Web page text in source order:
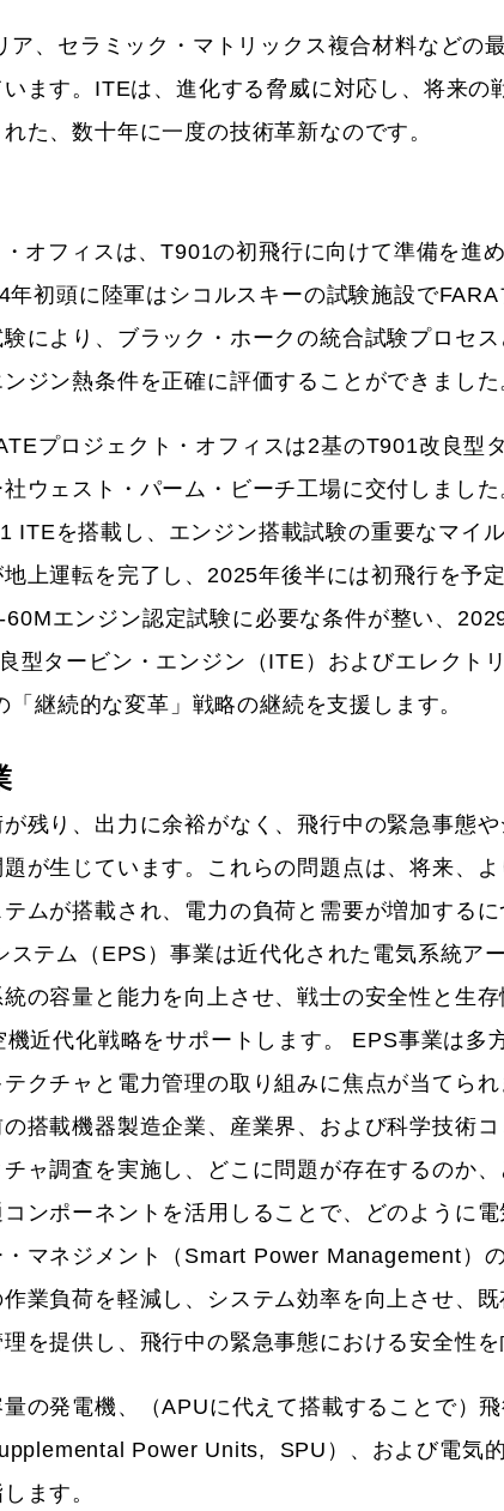
、セラミック・マトリックス複合材料などの
ます。ITEは、進化する脅威に対応し、将来の
た、数十年に一度の技術革新なのです。
オフィスは、T901の初飛行に向けて準備を進
初頭に陸軍はシコルスキーの試験施設でFARA
により、ブラック・ホークの統合試験プロセ
ジン熱条件を正確に評価することができました
プロジェクト・オフィスは2基のT901改良型
ウェスト・パーム・ビーチ工場に交付しまし
ITEを搭載し、エンジン搭載試験の重要なマイ
上運転を完了し、2025年後半には初飛行を予定
エンジン認定試験に必要な条件が整い、
型タービン・エンジン（ITE）およびエレクト
継続的な変革」戦略の継続を支援します。
残り、出力に余裕がなく、飛行中の緊急事態
が生じています。これらの問題点は、将来、
ムが搭載され、電力の負荷と需要が増加する
テム（EPS）事業は近代化された電気系統ア
の容量と能力を向上させ、戦士の安全性と生存
近代化戦略をサポートします。 EPS事業は多
クチャと電力管理の取り組みに焦点が当てら
搭載機器製造企業、産業界、および科学技術
ャ調査を実施し、どこに問題が存在するのか、
ンポーネントを活用しることで、どのように
マネジメント（Smart Power Management）の
業負荷を軽減し、システム効率を向上させ、
を提供し、飛行中の緊急事態における安全性を
の発電機、（APUに代えて搭載することで）
Power Units, SPU）、および電気
ます。